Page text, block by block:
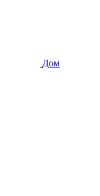
Дом